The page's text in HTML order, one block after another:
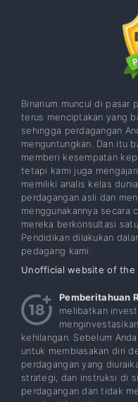
Binarium muncul di pasar
terus menciptakan yang
sehingga perdagangan
menguntungkan. Dan itu
memberi kesempatan
tetapi kami juga
memiliki analis kelas
perdagangan asli dan
menggunakannya secara
mereka berkonsultasi
Pendidikan dilakukan
pedagang kami.
Unofficial website of the
Pemberitahuan
melibatkan
kehilangan. Sebelum
untuk membiasakan diri
perdagangan yang
strategi, dan instruksi di
perdagangan dan tidak